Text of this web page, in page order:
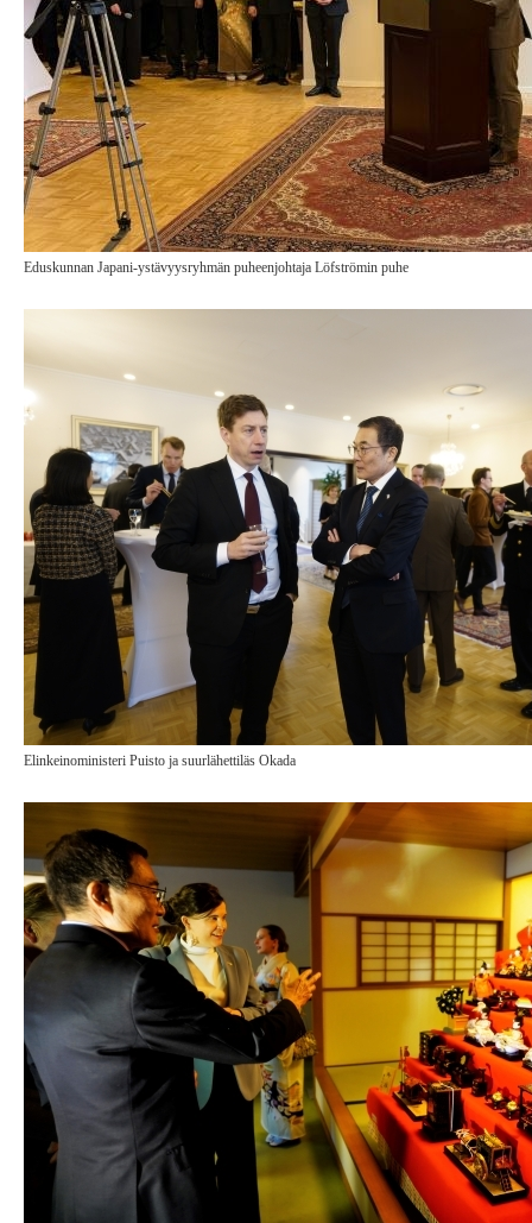
Eduskunnan Japani-ystävyysryhmän puheenjohtaja Löfströmin puhe
Elinkeinoministeri Puisto ja suurlähettiläs Okada